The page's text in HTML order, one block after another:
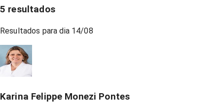
5 resultados
Resultados para dia 14/08
Karina Felippe Monezi Pontes